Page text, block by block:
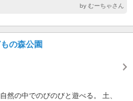
by むーちゃさん
の森公園
然の中でのびのびと遊べる。 土、